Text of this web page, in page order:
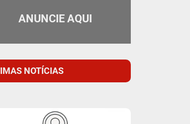
ANUNCIE AQUI
NOTÍCIAS